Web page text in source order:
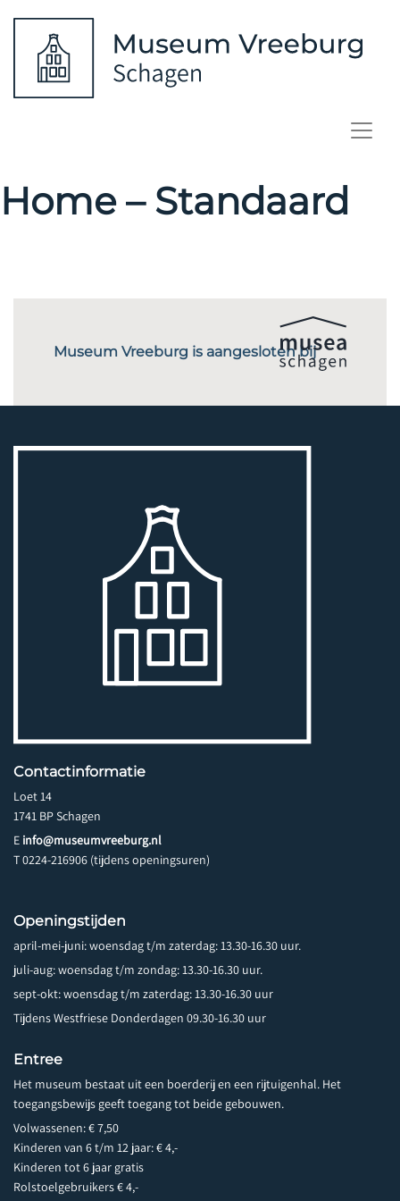
Home – Standaard
Museum Vreeburg is aangesloten bij
Contactinformatie
Loet 14
1741 BP Schagen
E info@museumvreeburg.nl
T 0224-216906 (tijdens openingsuren)
Openingstijden
april-mei-juni: woensdag t/m zaterdag: 13.30-16.30 uur.
juli-aug: woensdag t/m zondag: 13.30-16.30 uur.
sept-okt: woensdag t/m zaterdag: 13.30-16.30 uur
Tijdens Westfriese Donderdagen 09.30-16.30 uur
Entree
Het museum bestaat uit een boerderij en een rijtuigenhal. Het
toegangsbewijs geeft toegang tot beide gebouwen.
Volwassenen: € 7,50
Kinderen van 6 t/m 12 jaar: € 4,-
Kinderen tot 6 jaar gratis
Rolstoelgebruikers € 4,-